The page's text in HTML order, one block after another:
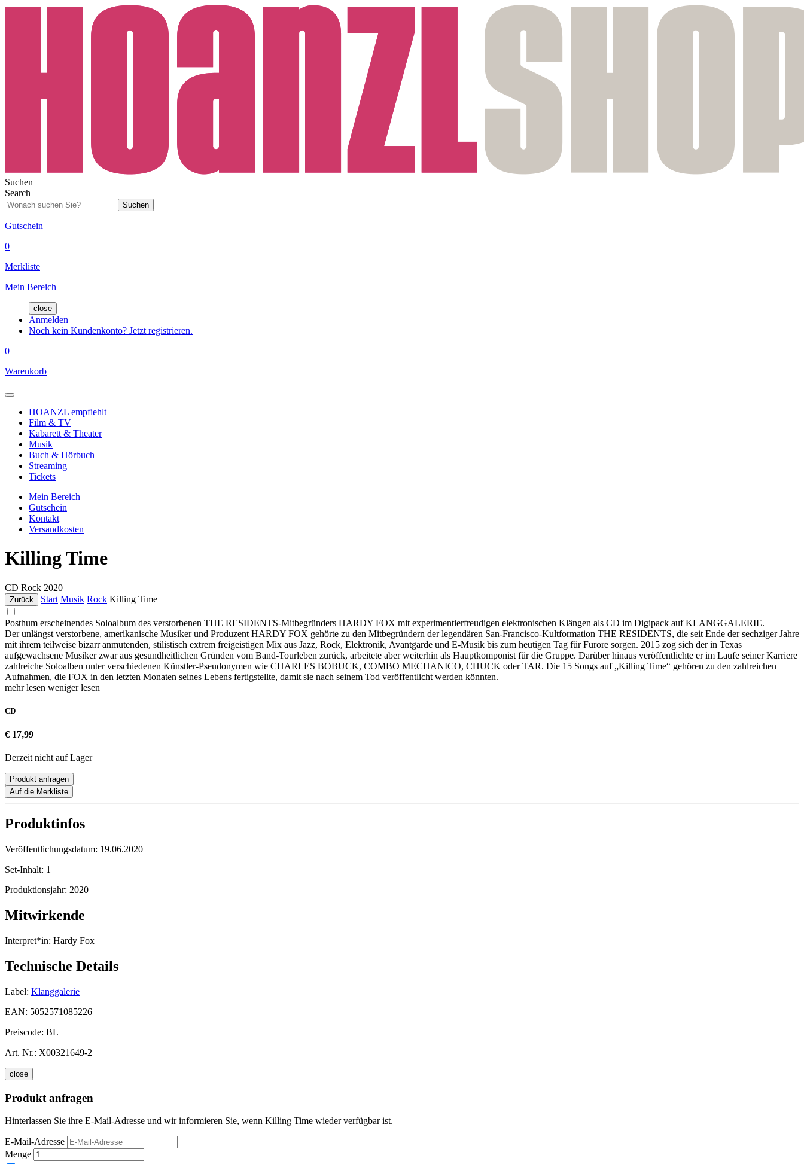
Suchen
Search
Suchen
Gutschein
0
Merkliste
Mein Bereich
close
Anmelden
Noch kein Kundenkonto? Jetzt registrieren.
0
Warenkorb
HOANZL empfiehlt
Film & TV
Kabarett & Theater
Musik
Buch & Hörbuch
Streaming
Tickets
Mein Bereich
Gutschein
Kontakt
Versandkosten
Killing Time
CD Rock 2020
Zurück Start Musik Rock Killing Time
Posthum erscheinendes Soloalbum des verstorbenen THE RESIDENTS-Mitbegründers HARDY FOX mit experimentierfreudigen elektronischen Klängen als CD im Digipack auf KLANGGALERIE.
Der unlängst verstorbene, amerikanische Musiker und Produzent HARDY FOX gehörte zu den Mitbegründern der legendären San-Francisco-Kultformation THE RESIDENTS, die seit Ende der sechziger Jahre
mit ihrem teilweise bizarr anmutenden, stilistisch extrem freigeistigen Mix aus Jazz, Rock, Elektronik, Avantgarde und E-Musik bis zum heutigen Tag für Furore sorgen. 2015 zog sich der in Texas
aufgewachsene Musiker zwar aus gesundheitlichen Gründen vom Band-Tourleben zurück, arbeitete aber weiterhin als Hauptkomponist für die Gruppe. Darüber hinaus veröffentlichte er im Laufe seiner Karriere
zahlreiche Soloalben unter verschiedenen Künstler-Pseudonymen wie CHARLES BOBUCK, COMBO MECHANICO, CHUCK oder TAR. Die 15 Songs auf „Killing Time“ gehören zu den zahlreichen
Aufnahmen, die FOX in den letzten Monaten seines Lebens fertigstellte, damit sie nach seinem Tod veröffentlicht werden könnten.
mehr lesen weniger lesen
CD
€ 17,99
Derzeit nicht auf Lager
Produkt anfragen
Auf die Merkliste
Produktinfos
Veröffentlichungsdatum: 19.06.2020
Set-Inhalt: 1
Produktionsjahr: 2020
Mitwirkende
Interpret*in: Hardy Fox
Technische Details
Label: Klanggalerie
EAN: 5052571085226
Preiscode: BL
Art. Nr.: X00321649-2
close
Produkt anfragen
Hinterlassen Sie ihre E-Mail-Adresse und wir informieren Sie, wenn Killing Time wieder verfügbar ist.
E-Mail-Adresse
Menge